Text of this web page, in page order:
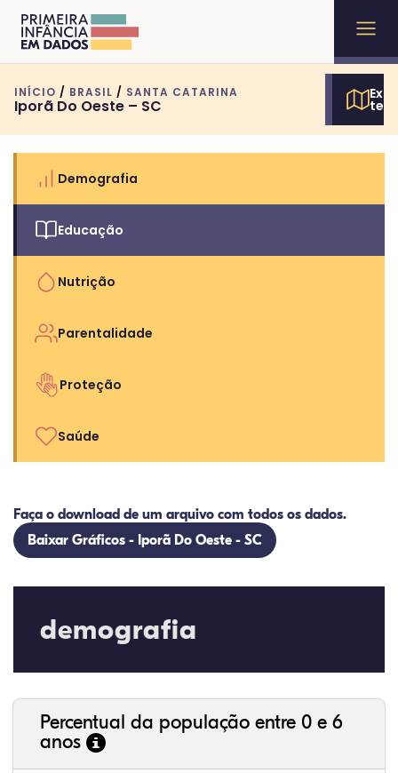
INÍCIO / BRASIL / SANTA CATARINA
Iporã Do Oeste – SC
Demografia
Educação
Nutrição
Parentalidade
Proteção
Saúde
Faça o download de um arquivo com todos os dados.
Baixar Gráficos - Iporã Do Oeste - SC
demografia
Percentual da população entre 0 e 6
anos